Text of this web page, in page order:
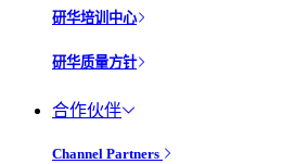
研华培训中心
研华质量方针
合作伙伴
Channel Partners